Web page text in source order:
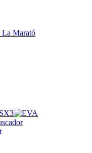
La Marató